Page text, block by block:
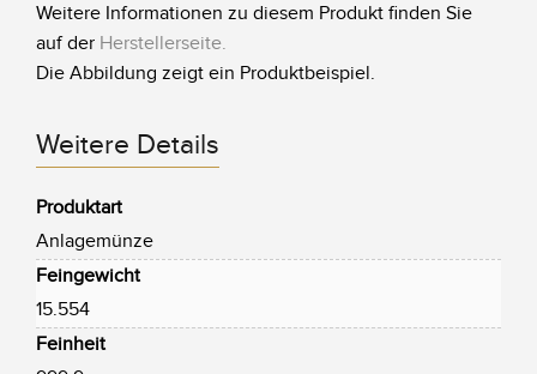
Weitere Informationen zu diesem Produkt finden Sie
auf der Herstellerseite.
Die Abbildung zeigt ein Produktbeispiel.
Weitere Details
Produktart
Anlagemünze
Feingewicht
15.554
Feinheit